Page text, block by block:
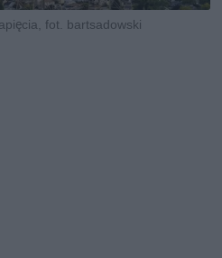
fot. bartsadowski